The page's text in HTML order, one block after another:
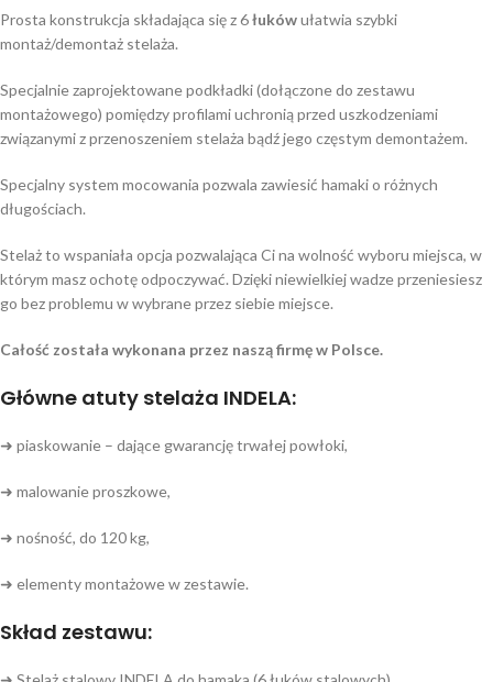
Prosta konstrukcja składająca się z 6łukówułatwia szybki
montaż/demontaż stelaża.
Specjalnie zaprojektowane podkładki (dołączone do zestawu
montażowego) pomiędzy profilami uchronią przed uszkodzeniami
związanymi z przenoszeniem stelaża bądź jego częstym demontażem.
Specjalny system mocowania pozwala zawiesić hamaki o różnych
długościach.
Stelaż to wspaniała opcja pozwalająca Ci na wolność wyboru miejsca, w
którym masz ochotę odpoczywać. Dzięki niewielkiej wadze przeniesiesz
go bez problemu w wybrane przez siebie miejsce.
Całość została wykonana przez naszą firmę w Polsce.
Główne atuty stelaża INDELA:
➜ piaskowanie – dające gwarancję trwałej powłoki,
➜ malowanie proszkowe,
➜ nośność, do 120 kg,
➜ elementy montażowe w zestawie.
Skład zestawu: